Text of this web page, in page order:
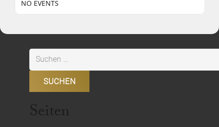
NO EVENTS
Suchen
nach:
Seiten